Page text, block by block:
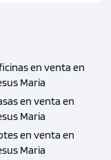
en venta en
Maria
en venta en
Maria
en venta en
Maria